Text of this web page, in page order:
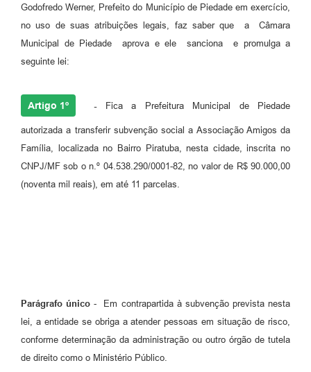
Godofredo Werner, Prefeito do Município de Piedade em exercício,
no uso de suas atribuições legais, faz saber que a Câmara
Municipal de Piedade aprova e ele sanciona e promulga a
seguinte lei:
Artigo 1º - Fica a Prefeitura Municipal de Piedade
autorizada a transferir subvenção social a Associação Amigos da
Família, localizada no Bairro Piratuba, nesta cidade, inscrita no
CNPJ/MF sob o n.º 04.538.290/0001-82, no valor de R$ 90.000,00
(noventa mil reais), em até 11 parcelas.
Parágrafo único - Em contrapartida à subvenção prevista nesta
lei, a entidade se obriga a atender pessoas em situação de risco,
conforme determinação da administração ou outro órgão de tutela
de direito como o Ministério Público.